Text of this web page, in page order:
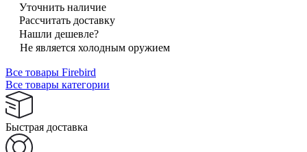
Уточнить наличие
Рассчитать доставку
Нашли дешевле?
Не является холодным оружием
Все товары Firebird
Все товары категории
Быстрая доставка